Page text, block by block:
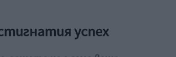
успех